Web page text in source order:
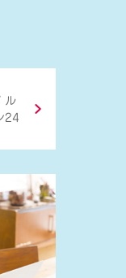
ル
24